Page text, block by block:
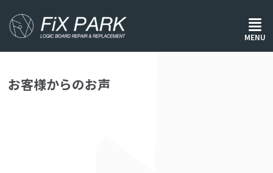
MENU
ホーム/ お客様からのお声
お客様からのお声